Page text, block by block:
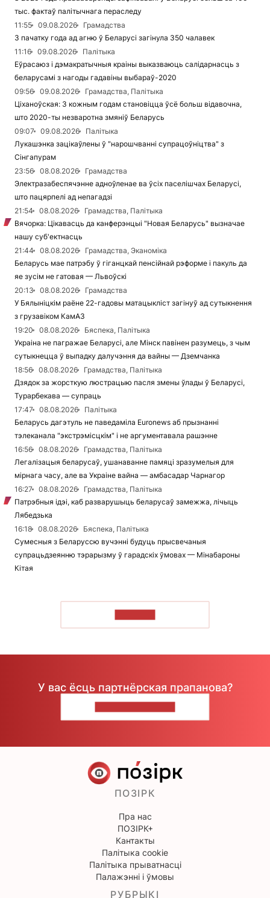
тыс. фактаў палітычнага пераследу
11:55
09.08.2026
Грамадства
З пачатку года ад агню ў Беларусі загінула 350 чалавек
11:16
09.08.2026
Палітыка
Еўрасаюз і дэмакратычныя краіны выказваюць салідарнасць з
беларусамі з нагоды гадавіны выбараў-2020
09:56
09.08.2026
Грамадства, Палітыка
Ціханоўская: З кожным годам становіцца ўсё больш відавочна,
што 2020-ты незваротна змяніў Беларусь
09:07
09.08.2026
Палітыка
Лукашэнка зацікаўлены ў "нарошчванні супрацоўніцтва" з
Сінгапурам
23:56
08.08.2026
Грамадства
Электразабеспячэнне адноўленае ва ўсіх паселішчах Беларусі,
што пацярпелі ад непагадзі
21:54
08.08.2026
Грамадства, Палітыка
Вячорка: Цікавасць да канферэнцыі "Новая Беларусь" вызначае
нашу суб'ектнасць
21:44
08.08.2026
Грамадства, Эканоміка
Беларусь мае патрэбу ў гіганцкай пенсійнай рэформе і пакуль да
яе зусім не гатовая — Львоўскі
20:13
08.08.2026
Грамадства
У Бялыніцкім раёне 22-гадовы матацыкліст загінуў ад сутыкнення
з грузавіком КамАЗ
19:20
08.08.2026
Бяспека, Палітыка
Украіна не пагражае Беларусі, але Мінск павінен разумець, з чым
сутыкнецца ў выпадку далучэння да вайны — Дземчанка
18:56
08.08.2026
Грамадства, Палітыка
Дзядок за жорсткую люстрацыю пасля змены ўлады ў Беларусі,
Турарбекава — супраць
17:47
08.08.2026
Палітыка
Беларусь дагэтуль не паведаміла Euronews аб прызнанні
тэлеканала "экстрэмісцкім" і не аргументавала рашэнне
16:56
08.08.2026
Грамадства, Палітыка
Легалізацыя беларусаў, ушанаванне памяці зразумелыя для
мірнага часу, але ва Украіне вайна — амбасадар Чарнагор
16:27
08.08.2026
Грамадства, Палітыка
Патрэбныя ідэі, каб разварушыць беларусаў замежжа, лічыць
Лябедзька
16:18
08.08.2026
Бяспека, Палітыка
Сумесныя з Беларуссю вучэнні будуць прысвечаныя
супрацьдзеянню тэрарызму ў гарадскіх ўмовах — Мінабароны
Кітая
У вас ёсць партнёрская прапанова?
ПОЗІРК
Пра нас
ПОЗІРК+
Кантакты
Палітыка cookie
Палітыка прыватнасці
Палажэнні і ўмовы
РУБРЫКІ